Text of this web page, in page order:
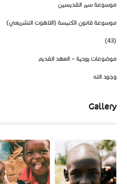
موسوعة سير القديسين
موسوعة قانون الكنيسة (اللاهوت التشريعي)
(43)
موضوعات روحية – العهد القديم
وجود الله
Gallery